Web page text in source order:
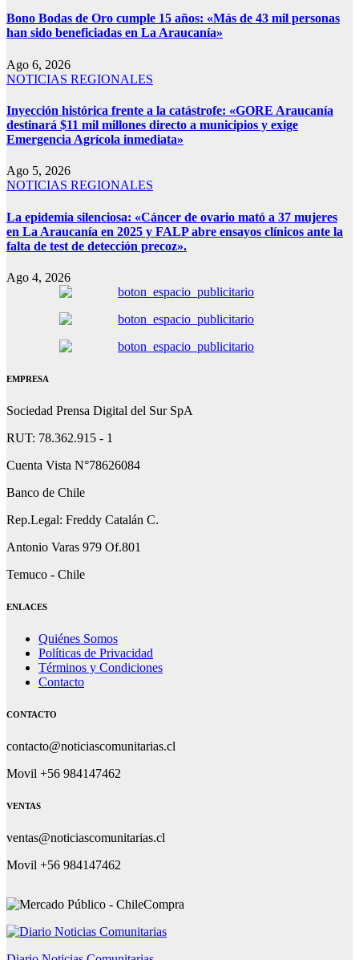
Bono Bodas de Oro cumple 15 años: «Más de 43 mil personas
han sido beneficiadas en La Araucanía»
Ago 6, 2026
NOTICIAS REGIONALES
Inyección histórica frente a la catástrofe: «GORE Araucanía
destinará $11 mil millones directo a municipios y exige
Emergencia Agrícola inmediata»
Ago 5, 2026
NOTICIAS REGIONALES
La epidemia silenciosa: «Cáncer de ovario mató a 37 mujeres
en La Araucanía en 2025 y FALP abre ensayos clínicos ante la
falta de test de detección precoz».
Ago 4, 2026
EMPRESA
Sociedad Prensa Digital del Sur SpA
RUT: 78.362.915 - 1
Cuenta Vista N°78626084
Banco de Chile
Rep.Legal: Freddy Catalán C.
Antonio Varas 979 Of.801
Temuco - Chile
ENLACES
Quiénes Somos
Políticas de Privacidad
Términos y Condiciones
Contacto
CONTACTO
contacto@noticiascomunitarias.cl
Movil +56 984147462
VENTAS
ventas@noticiascomunitarias.cl
Movil +56 984147462